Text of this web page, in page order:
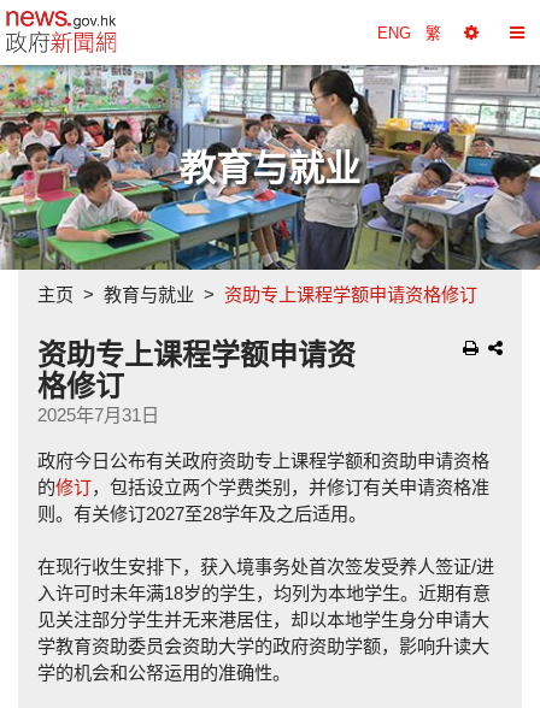
政府新闻网主页 ENG 繁
择
工
具
换
目
录
教育与就业
主页 教育与就业 资助专上课程学额申请资格修订
资助专上课程学额申请资
格修订
2025年7月31日
政府今日公布有关政府资助专上课程学额和资助申请资格
的修订，包括设立两个学费类别，并修订有关申请资格准
则。有关修订2027至28学年及之后适用。
在现行收生安排下，获入境事务处首次签发受养人签证/进
入许可时未年满18岁的学生，均列为本地学生。近期有意
见关注部分学生并无来港居住，却以本地学生身分申请大
学教育资助委员会资助大学的政府资助学额，影响升读大
学的机会和公帑运用的准确性。